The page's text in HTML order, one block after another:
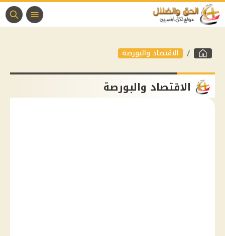
الاقتصاد والبورصة
الاقتصاد والبورصة